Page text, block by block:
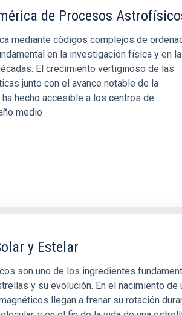
de Procesos
mediante códigos complejos de
en la investigación física y en la
El crecimiento vertiginoso de las
junto con el avance notable de la
hecho accesible a los centros de
medio
y Estelar
son uno de los ingredientes
y su evolución. En el nacimiento de
llegan a frenar su rotación